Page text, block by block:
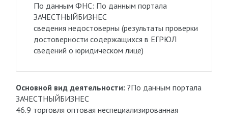
По данным ФНС: По данным портала
ЗАЧЕСТНЫЙБИЗНЕС
сведения недостоверны (результаты проверки
достоверности содержащихся в ЕГРЮЛ
сведений о юридическом лице)
Основной вид деятельности: ?По данным портала
ЗАЧЕСТНЫЙБИЗНЕС
46.9 торговля оптовая неспециализированная